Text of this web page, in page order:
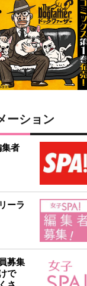
ーション
者
ーラ
募集
で